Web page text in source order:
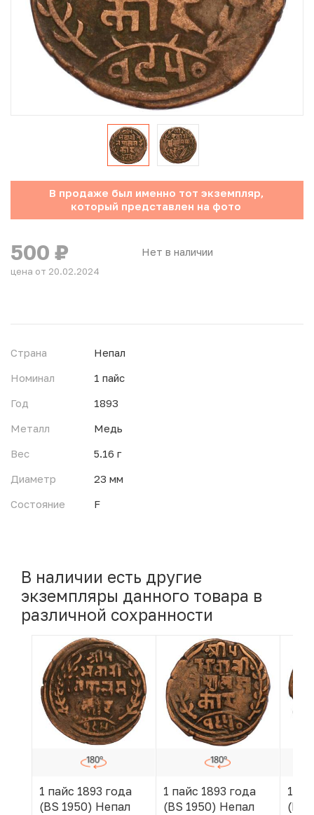
Юбилейные монеты Банка России (с 1999 года)
Памятные и инвестиционные монеты СССР и России
Иностранные монеты
Неофициальные выпуски монет (Unusual)
Античные и средневековые монеты
Наборы монет
Инвестиционные монеты
В продаже был именно тот экземпляр,
который представлен на фото
Нет в наличии
500 ₽
цена от 20.02.2024
Страна
Непал
Номинал
1 пайс
Год
1893
Металл
Медь
Вес
5.16 г
Диаметр
23 мм
Состояние
F
В наличии есть другие
экземпляры данного товара в
различной сохранности
1 пайс 1893 года
(BS 1950) Непал
1 пайс 1893 года
(BS 1950) Непал
1
(BS